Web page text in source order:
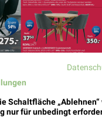
Schaltfläche „Ablehnen“
nur für unbedingt